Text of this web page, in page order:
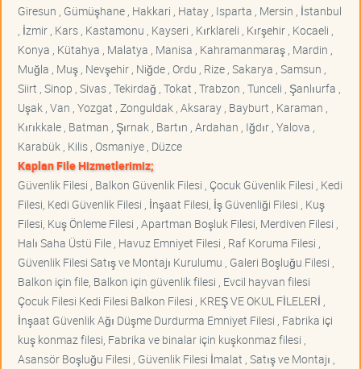
Giresun , Gümüşhane , Hakkari , Hatay , Isparta , Mersin , İstanbul
, İzmir , Kars , Kastamonu , Kayseri , Kırklareli , Kırşehir , Kocaeli ,
Konya , Kütahya , Malatya , Manisa , Kahramanmaraş , Mardin ,
Muğla , Muş , Nevşehir , Niğde , Ordu , Rize , Sakarya , Samsun ,
Siirt , Sinop , Sivas , Tekirdağ , Tokat , Trabzon , Tunceli , Şanlıurfa ,
Uşak , Van , Yozgat , Zonguldak , Aksaray , Bayburt , Karaman ,
Kırıkkale , Batman , Şırnak , Bartın , Ardahan , Iğdır , Yalova ,
Karabük , Kilis , Osmaniye , Düzce
Kaplan File Hizmetlerimiz;
Güvenlik Filesi , Balkon Güvenlik Filesi , Çocuk Güvenlik Filesi , Kedi
Filesi, Kedi Güvenlik Filesi , İnşaat Filesi, İş Güvenliği Filesi , Kuş
Filesi, Kuş Önleme Filesi , Apartman Boşluk Filesi, Merdiven Filesi ,
Halı Saha Üstü File , Havuz Emniyet Filesi , Raf Koruma Filesi ,
Güvenlik Filesi Satış ve Montajı Kurulumu , Galeri Boşluğu Filesi ,
Balkon için file, Balkon için güvenlik filesi , Evcil hayvan filesi
Çocuk Filesi Kedi Filesi Balkon Filesi , KREŞ VE OKUL FİLELERİ ,
İnşaat Güvenlik Ağı Düşme Durdurma Emniyet Filesi , Fabrika içi
kuş konmaz filesi, Fabrika ve binalar için kuşkonmaz filesi ,
Asansör Boşluğu Filesi , Güvenlik Filesi İmalat , Satış ve Montajı ,